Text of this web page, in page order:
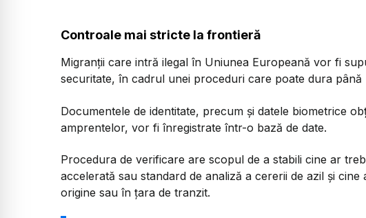
Controale mai stricte la frontieră
Migranții care intră ilegal în Uniunea Europeană vor fi
securitate, în cadrul unei proceduri care poate dura până
Documentele de identitate, precum și datele biometrice
amprentelor, vor fi înregistrate într-o bază de date.
Procedura de verificare are scopul de a stabili cine ar
accelerată sau standard de analiză a cererii de azil și
origine sau în țara de tranzit.